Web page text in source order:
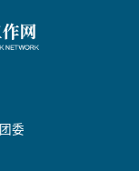
委